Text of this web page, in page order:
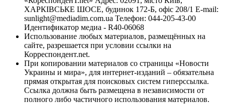
ХАРКІВСЬКЕ ШОСЕ, будинок 172-Б, офіс 208/1 E-mail:
sunlight@mediadim.com.ua Телефон: 044-205-43-00
Идентификатор медиа - R40-06068
Использование любых материалов, размещённых на
сайте, разрешается при условии ссылки на
Корреспондент.net.
При копировании материалов со страницы «Новости
Украины и мира», для интернет-изданий – обязательна
прямая открытая для поисковых систем гиперссылка.
Ссылка должна быть размещена в независимости от
полного либо частичного использования материалов.